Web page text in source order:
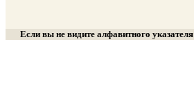
Если вы не видите алфавитного указателя